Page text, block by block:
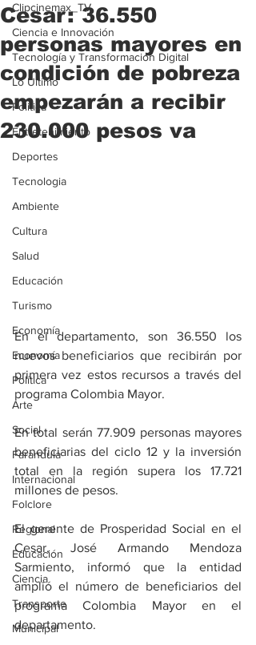
Clipcinemax_TV
Ciencia e Innovación
Tecnología y Transformación Digital
Lo Ultimo
Politica
Entretenimiento
Deportes
Tecnologia
Ambiente
Cultura
Salud
Educación
Turismo
Economía
Economía
Política
Arte
Social
Farandula
Internacional
Folclore
Regional
Educación
Ciencia
Transporte
Municipal
Cesar: 36.550
personas mayores en
condición de pobreza
empezarán a recibir
230.000 pesos va
En el departamento, son 36.550 los
nuevos beneficiarios que recibirán por
primera vez estos recursos a través del
programa Colombia Mayor.
En total serán 77.909 personas mayores
beneficiarias del ciclo 12 y la inversión
total en la región supera los 17.721
millones de pesos.
El gerente de Prosperidad Social en el
Cesar, José Armando Mendoza
Sarmiento, informó que la entidad
amplió el número de beneficiarios del
programa Colombia Mayor en el
departamento.